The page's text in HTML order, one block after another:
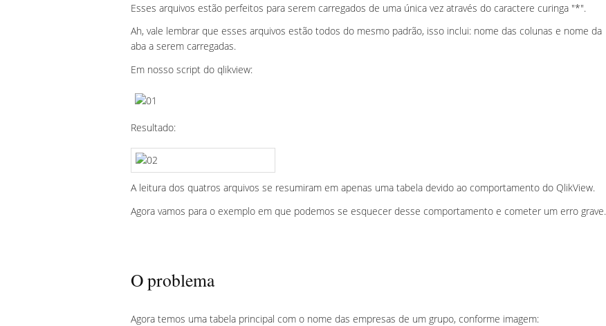
Esses arquivos estão perfeitos para serem carregados de uma única vez através do caractere curinga "*".
Ah, vale lembrar que esses arquivos estão todos do mesmo padrão, isso inclui: nome das colunas e nome da
aba a serem carregadas.
Em nosso script do qlikview:
Resultado:
A leitura dos quatros arquivos se resumiram em apenas uma tabela devido ao comportamento do QlikView.
Agora vamos para o exemplo em que podemos se esquecer desse comportamento e cometer um erro grave.
O problema
Agora temos uma tabela principal com o nome das empresas de um grupo, conforme imagem: